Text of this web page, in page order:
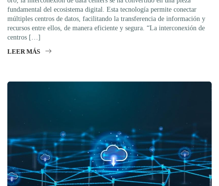
fundamental del ecosistema digital. Esta tecnología permite conectar
múltiples centros de datos, facilitando la transferencia de información y
recursos entre ellos, de manera eficiente y segura. “La interconexión de
centros […]
LEER MÁS